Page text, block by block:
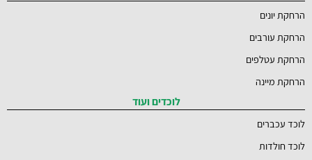
הרחקת יונים
הרחקת עורבים
הרחקת עטלפים
הרחקת מיינה
לוכדים ועוד
לוכד עכברים
לוכד חולדות